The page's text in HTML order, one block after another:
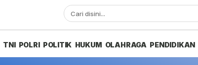
TNI POLRI POLITIK HUKUM OLAHRAGA PENDIDIKAN